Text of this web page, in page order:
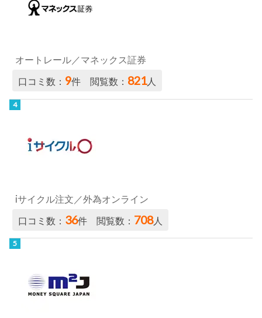
オートレール／マネックス証券
口コミ数： 9件 閲覧数： 821人
iサイクル注文／外為オンライン
口コミ数： 36件 閲覧数： 708人